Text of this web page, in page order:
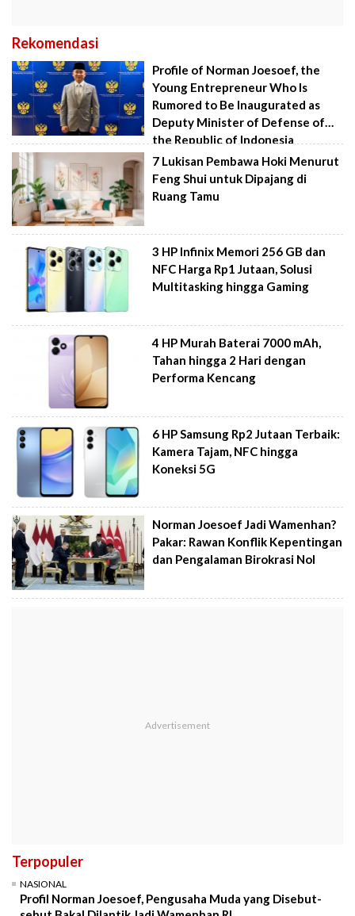
Rekomendasi
Profile of Norman Joesoef, the
Young Entrepreneur Who Is
Rumored to Be Inaugurated as
Deputy Minister of Defense of
the Republic of Indonesia
7 Lukisan Pembawa Hoki Menurut
Feng Shui untuk Dipajang di
Ruang Tamu
3 HP Infinix Memori 256 GB dan
NFC Harga Rp1 Jutaan, Solusi
Multitasking hingga Gaming
4 HP Murah Baterai 7000 mAh,
Tahan hingga 2 Hari dengan
Performa Kencang
6 HP Samsung Rp2 Jutaan Terbaik:
Kamera Tajam, NFC hingga
Koneksi 5G
Norman Joesoef Jadi Wamenhan?
Pakar: Rawan Konflik Kepentingan
dan Pengalaman Birokrasi Nol
Terpopuler
NASIONAL
Profil Norman Joesoef, Pengusaha Muda yang Disebut-